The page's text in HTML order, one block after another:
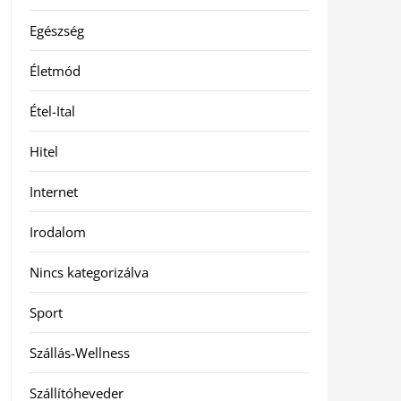
Egészség
Életmód
Étel-Ital
Hitel
Internet
Irodalom
Nincs kategorizálva
Sport
Szállás-Wellness
Szállítóheveder